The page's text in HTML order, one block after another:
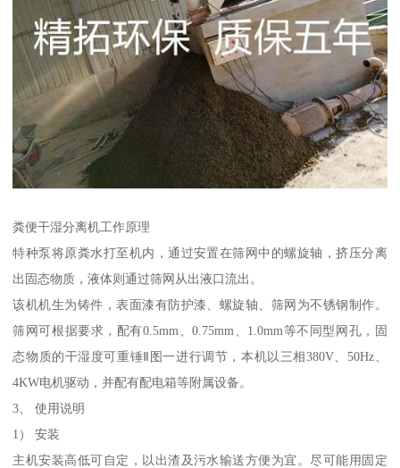
粪便干湿分离机工作原理
特种泵将原粪水打至机内，通过安置在筛网中的螺旋轴，挤压分离
出固态物质，液体则通过筛网从出液口流出。
该机机生为铸件，表面漆有防护漆、螺旋轴、筛网为不锈钢制作。
筛网可根据要求，配有0.5mm、0.75mm、1.0mm等不同型网孔，固
态物质的干湿度可重锤Ⅱ图一进行调节，本机以三相380V、50Hz、
4KW电机驱动，并配有配电箱等附属设备。
3、 使用说明
1） 安装
主机安装高低可自定，以出渣及污水输送方便为宜。尽可能用固定